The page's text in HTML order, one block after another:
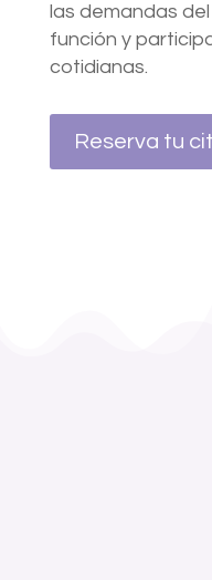
las demandas
función y
cotidianas.
Reserva tu